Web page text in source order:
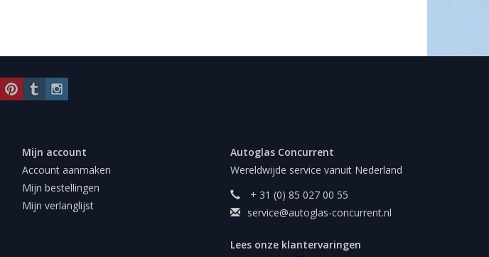
Mijn account
Account aanmaken
Mijn bestellingen
Mijn verlanglijst
Autoglas Concurrent
Wereldwijde service vanuit Nederland
+ 31 (0) 85 027 00 55
service@autoglas-concurrent.nl
Lees onze klantervaringen